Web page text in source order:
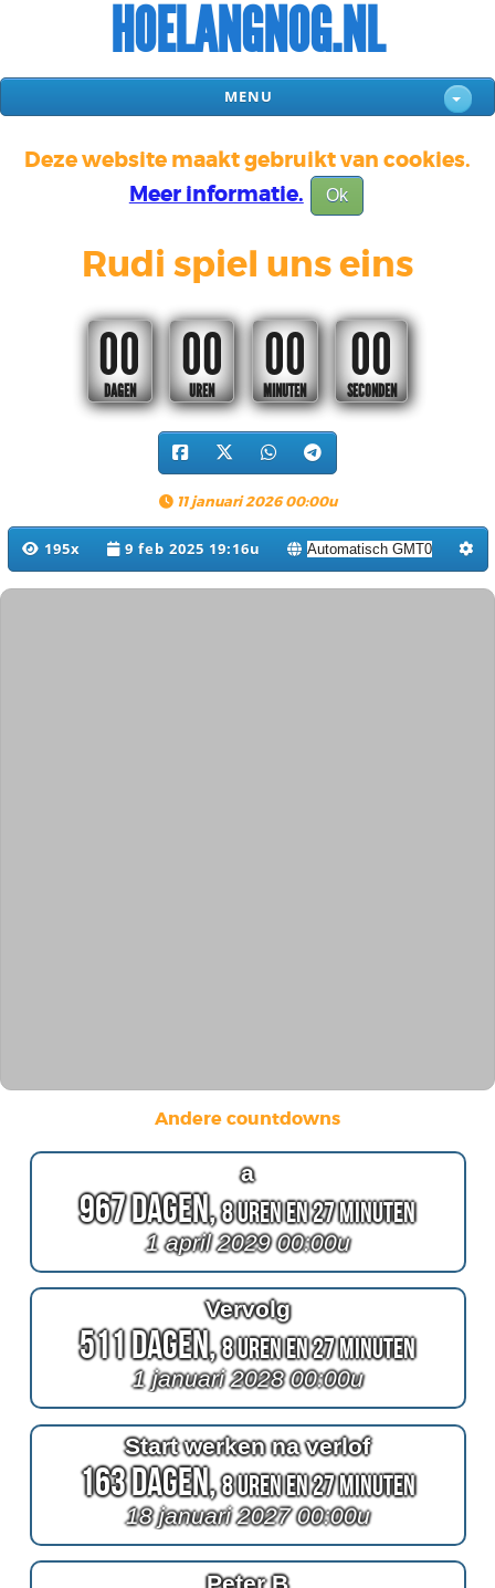
HOELANGNOG.NL
MENU
Deze website maakt gebruikt van cookies.
Meer informatie.
Ok
Rudi spiel uns eins
00
DAGEN
00
UREN
00
MINUTEN
00
SECONDEN
11 januari 2026 00:00u
195x 9 feb 2025 19:16u
Andere countdowns
a
967 Dagen,8 Uren en 27 Minuten
1 april 2029 00:00u
Vervolg
511 Dagen,8 Uren en 27 Minuten
1 januari 2028 00:00u
Start werken na verlof
163 Dagen,8 Uren en 27 Minuten
18 januari 2027 00:00u
Peter B